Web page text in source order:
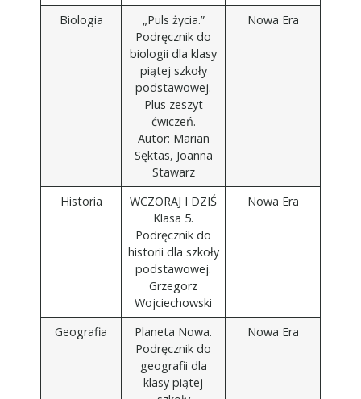
Biologia
„Puls życia.”
Podręcznik do
biologii dla klasy
piątej szkoły
podstawowej.
Plus zeszyt
ćwiczeń.
Autor: Marian
Sęktas, Joanna
Stawarz
Nowa Era
Historia
WCZORAJ I DZIŚ
Klasa 5.
Podręcznik do
historii dla szkoły
podstawowej.
Grzegorz
Wojciechowski
Nowa Era
Geografia
Planeta Nowa.
Podręcznik do
geografii dla
klasy piątej
Nowa Era